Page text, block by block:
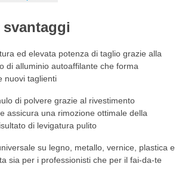
è efficiente e consente un lavoro più
i nastri abrasivi Grit 360?
,stucchi, primer o altrimateriali
,plastica,gelcoate altro ancora. Grazie
questa striscia abrasiva P360 si ottiene un bel
ed elevata potenza di taglio grazie alla
di alluminio autoaffilante che forma
nuovi taglienti
di polvere grazie al rivestimento
assicura una rimozione ottimale della
di levigatura pulito
su legno, metallo, vernice, plastica e
sia per i professionisti che per il fai-da-te